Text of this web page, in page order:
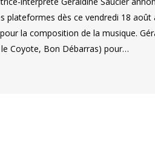
plateformes dès ce vendredi 18
la composition de la musique.
Coyote, Bon Débarras) pour…